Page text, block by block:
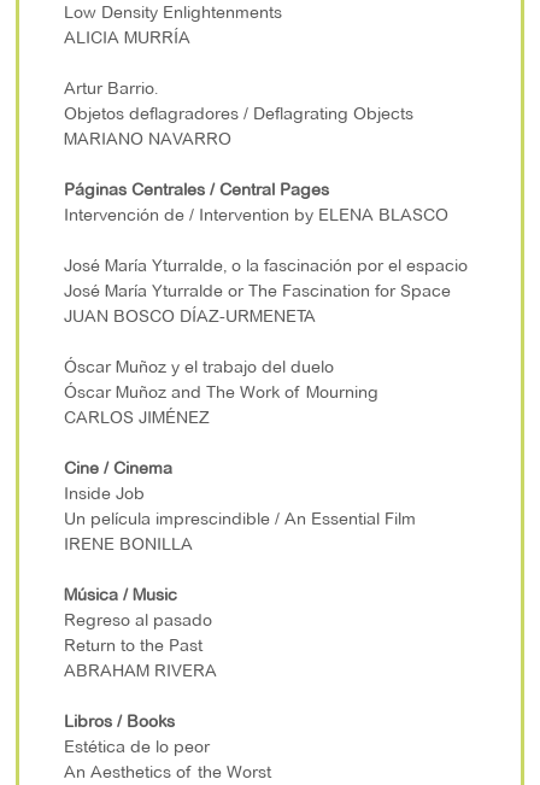
Low Density Enlightenments
ALICIA MURRÍA
Artur Barrio.
Objetos deflagradores / Deflagrating Objects
MARIANO NAVARRO
Páginas Centrales / Central Pages
Intervención de / Intervention by ELENA BLASCO
José María Yturralde, o la fascinación por el espacio
José María Yturralde or The Fascination for Space
JUAN BOSCO DÍAZ-URMENETA
Óscar Muñoz y el trabajo del duelo
Óscar Muñoz and The Work of Mourning
CARLOS JIMÉNEZ
Cine / Cinema
Inside Job
Un película imprescindible / An Essential Film
IRENE BONILLA
Música / Music
Regreso al pasado
Return to the Past
ABRAHAM RIVERA
Libros / Books
Estética de lo peor
An Aesthetics of the Worst